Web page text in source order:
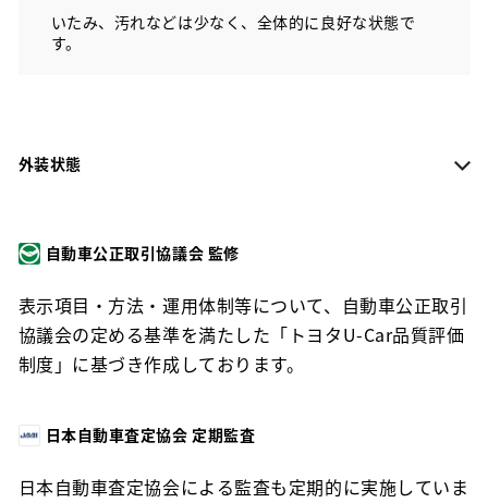
いたみ、汚れなどは少なく、全体的に良好な状態で
す。
外装状態
自動車公正取引協議会 監修
表示項目・方法・運用体制等について、自動車公正取引
協議会の定める基準を満たした「トヨタU-Car品質評価
制度」に基づき作成しております。
日本自動車査定協会 定期監査
日本自動車査定協会による監査も定期的に実施していま